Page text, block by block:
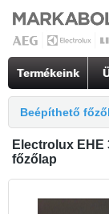
Termékeink
Beépíthető
Electrolux EHE
főzőlap